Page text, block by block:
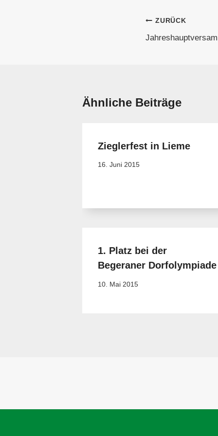
ZURÜCK
Ähnliche Beiträge
Zieglerfest in Lieme
16. Juni 2015
1. Platz bei der
Begeraner Dorfolympiade
10. Mai 2015